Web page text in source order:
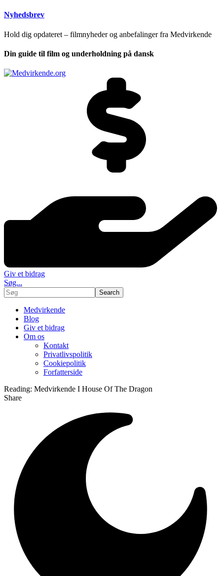
Nyhedsbrev
Hold dig opdateret – filmnyheder og anbefalinger fra Medvirkende
Din guide til film og underholdning på dansk
Giv et bidrag
Søg...
Medvirkende
Blog
Giv et bidrag
Om os
Kontakt
Privatlivspolitik
Cookiepolitik
Forfatterside
Reading: Medvirkende I House Of The Dragon
Share